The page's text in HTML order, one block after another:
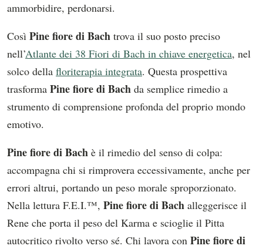
ammorbidire, perdonarsi.
Così Pine fiore di Bach trova il suo posto preciso
nell’Atlante dei 38 Fiori di Bach in chiave energetica, nel
solco della floriterapia integrata. Questa prospettiva
trasforma Pine fiore di Bach da semplice rimedio a
strumento di comprensione profonda del proprio mondo
emotivo.
Pine fiore di Bach è il rimedio del senso di colpa:
accompagna chi si rimprovera eccessivamente, anche per
errori altrui, portando un peso morale sproporzionato.
Nella lettura F.E.I.™, Pine fiore di Bach alleggerisce il
Rene che porta il peso del Karma e scioglie il Pitta
autocritico rivolto verso sé. Chi lavora con Pine fiore di